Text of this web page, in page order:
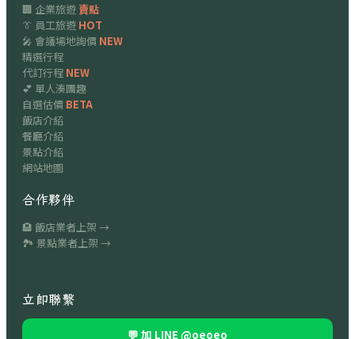
🏢 企業旅遊賣點
👔 員工旅遊 HOT
🎤 會議場地詢價 NEW
精選行程
代訂行程 NEW
💕 單人湊團趣
自選估價 BETA
飯店介紹
餐廳介紹
景點介紹
網站地圖
合作夥伴
🏨 飯店業者上架 →
🏞 景點業者上架 →
立即聯繫
💬 加 LINE @oeoeo